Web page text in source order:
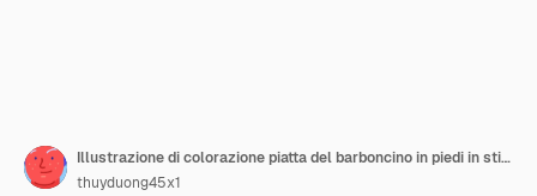
Illustrazione di colorazione piatta del barboncino in piedi in stile cartoon Vettore piatto di contorno
thuyduong45x1